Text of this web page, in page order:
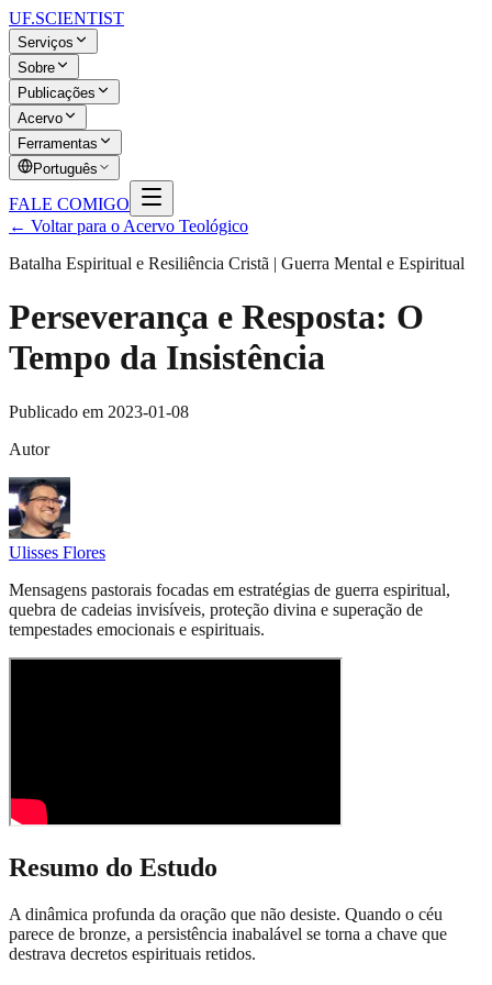
UF.SCIENTIST
Serviços
Sobre
Publicações
Acervo
Ferramentas
Português
FALE COMIGO
← Voltar para o Acervo Teológico
Batalha Espiritual e Resiliência Cristã | Guerra Mental e Espiritual
Perseverança e Resposta: O
Tempo da Insistência
Publicado em 2023-01-08
Autor
Ulisses Flores
Mensagens pastorais focadas em estratégias de guerra espiritual,
quebra de cadeias invisíveis, proteção divina e superação de
tempestades emocionais e espirituais.
Resumo do Estudo
A dinâmica profunda da oração que não desiste. Quando o céu
parece de bronze, a persistência inabalável se torna a chave que
destrava decretos espirituais retidos.